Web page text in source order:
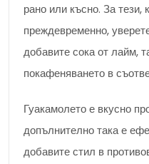
рано или късно. За тези,
преждевременно,
добавите сока от лайм,
покафеняването в
Гуакамолето е вкусно
допълнително така е
добавите стил в